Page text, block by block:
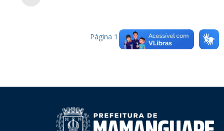
Página 1 de1